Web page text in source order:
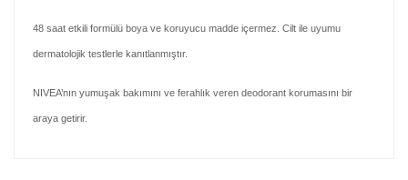
48 saat etkili formülü boya ve koruyucu madde içermez. Cilt ile uyumu
dermatolojik testlerle kanıtlanmıştır.
NIVEA’nın yumuşak bakımını ve ferahlık veren deodorant korumasını bir
araya getirir.